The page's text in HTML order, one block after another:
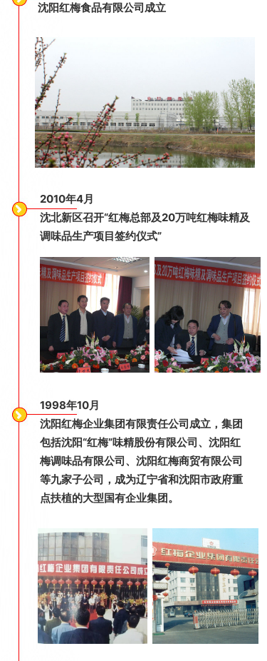
沈阳红梅食品有限公司成立
2010年4月
沈北新区召开“红梅总部及20万吨红梅味精及
调味品生产项目签约仪式”
1998年10月
沈阳红梅企业集团有限责任公司成立，集团
包括沈阳“红梅”味精股份有限公司、沈阳红
梅调味品有限公司、沈阳红梅商贸有限公司
等九家子公司，成为辽宁省和沈阳市政府重
点扶植的大型国有企业集团。